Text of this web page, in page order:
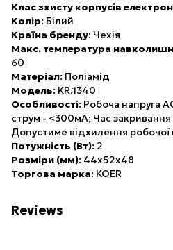
Клас зхисту корпусів
Колір: Білий
Країна бренду: Чехія
Макс. температура
60
Матеріал: Поліамід
Модель: KR.1340
Особливості: Робоча напруга
струм - <300мА; Час закривання
Допустиме відхилення
Потужність (Вт): 2
Розміри (мм): 44х52х48
Торгова марка: KOER
Reviews